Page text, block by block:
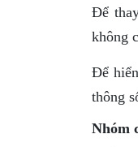
Để
không
Để
thông
Nhóm